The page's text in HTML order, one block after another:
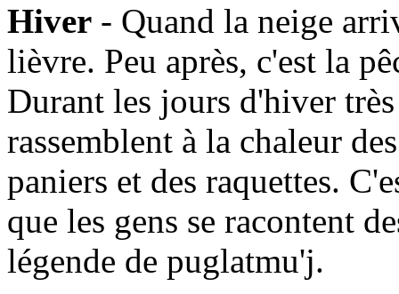
Hiver - Quand la neige
lièvre. Peu après, c'est la
Durant les jours d'hiver
rassemblent à la chaleur
paniers et des raquettes.
que les gens se racontent
légende de puglatmu'j.